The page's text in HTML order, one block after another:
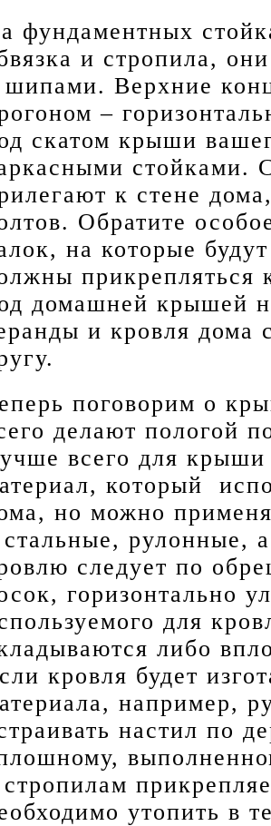
фундаментных
и стропила,
Верхние
–
скатом крыши
стойками.
к стене
Обратите
на которые
прикрепляться
домашней крышей
и кровля дома
поговорим о
делают пологой
всего для крыши
который
но можно
рулонные,
следует по
горизонтально
для
либо
кровля будет
например,
настил по
утопить в